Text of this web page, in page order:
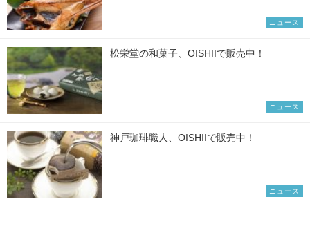
ニュース
松栄堂の和菓子、OISHIIで販売中！
ニュース
神戸珈琲職人、OISHIIで販売中！
ニュース